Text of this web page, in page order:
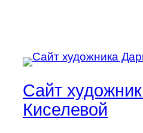
Сайт
Киселевой